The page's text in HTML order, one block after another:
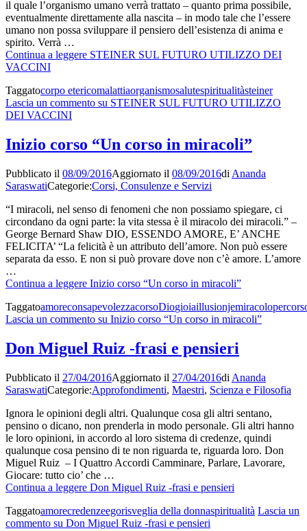
il quale l’organismo umano verrà trattato – quanto prima possibile,
eventualmente direttamente alla nascita – in modo tale che l’essere
umano non possa sviluppare il pensiero dell’esistenza di anima e
spirito. Verrà …
Continua a leggere STEINER SUL FUTURO UTILIZZO DEI
VACCINI
Taggatocorpo etericomalattiaorganismosalutespiritualitàsteiner
Lascia un commento su STEINER SUL FUTURO UTILIZZO
DEI VACCINI
Inizio corso “Un corso in miracoli”
Pubblicato il 08/09/2016Aggiornato il 08/09/2016di Ananda
SaraswatiCategorie:Corsi, Consulenze e Servizi
“I miracoli, nel senso di fenomeni che non possiamo spiegare, ci
circondano da ogni parte: la vita stessa è il miracolo dei miracoli.” –
George Bernard Shaw DIO, ESSENDO AMORE, E’ ANCHE
FELICITA’ “La felicità è un attributo dell’amore. Non può essere
separata da esso. E non si può provare dove non c’è amore. L’amore
…
Continua a leggere Inizio corso “Un corso in miracoli”
TaggatoamoreconsapevolezzacorsoDiogioiaillusionjemiracolo
Lascia un commento su Inizio corso “Un corso in miracoli”
Don Miguel Ruiz -frasi e pensieri
Pubblicato il 27/04/2016Aggiornato il 27/04/2016di Ananda
SaraswatiCategorie:Approfondimenti, Maestri, Scienza e Filosofia
Ignora le opinioni degli altri. Qualunque cosa gli altri sentano,
pensino o dicano, non prenderla in modo personale. Gli altri hanno
le loro opinioni, in accordo al loro sistema di credenze, quindi
qualunque cosa pensino di te non riguarda te, riguarda loro. Don
Miguel Ruiz – I Quattro Accordi Camminare, Parlare, Lavorare,
Giocare: tutto cio’ che …
Continua a leggere Don Miguel Ruiz -frasi e pensieri
Taggatoamorecredenzeegorisveglia della donnaspiritualità Lascia un
commento su Don Miguel Ruiz -frasi e pensieri